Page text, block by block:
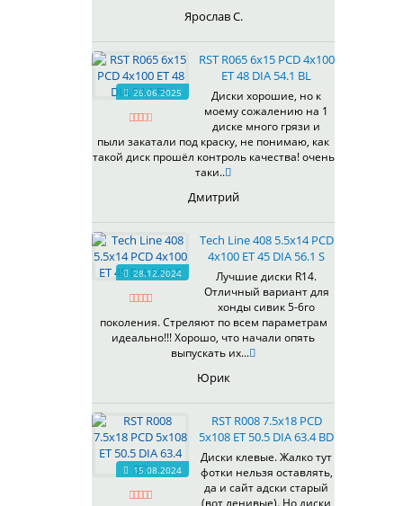
535
536
537
538
539
540
541
545
546
547
548
573
574
575
602
604
607
614
Ярослав С.
26.06.2025
RST R065 6x15 PCD 4x100
ET 48 DIA 54.1 BL
Диски хорошие, но к
моему сожалению на 1
диске много грязи и
пыли закатали под краску, не понимаю, как
такой диск прошёл контроль качества! очень
таки..
Дмитрий
28.12.2024
Tech Line 408 5.5x14 PCD
4x100 ET 45 DIA 56.1 S
Лучшие диски R14.
Отличный вариант для
хонды сивик 5-6го
поколения. Стреляют по всем параметрам
идеально!!! Хорошо, что начали опять
выпускать их...
Юрик
15.08.2024
RST R008 7.5x18 PCD
5x108 ET 50.5 DIA 63.4 BD
Диски клевые. Жалко тут
фотки нельзя оставлять,
да и сайт адски старый
(вот ленивые). Но диски